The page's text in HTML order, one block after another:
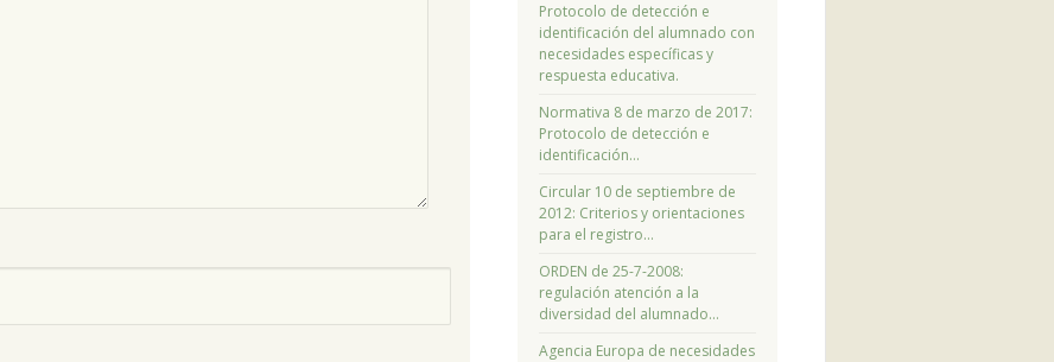
Protocolo de detección e
identificación del alumnado con
necesidades específicas y
respuesta educativa.
Normativa 8 de marzo de 2017:
Protocolo de detección e
identificación…
Circular 10 de septiembre de
2012: Criterios y orientaciones
para el registro…
ORDEN de 25-7-2008:
regulación atención a la
diversidad del alumnado…
Agencia Europa de necesidades